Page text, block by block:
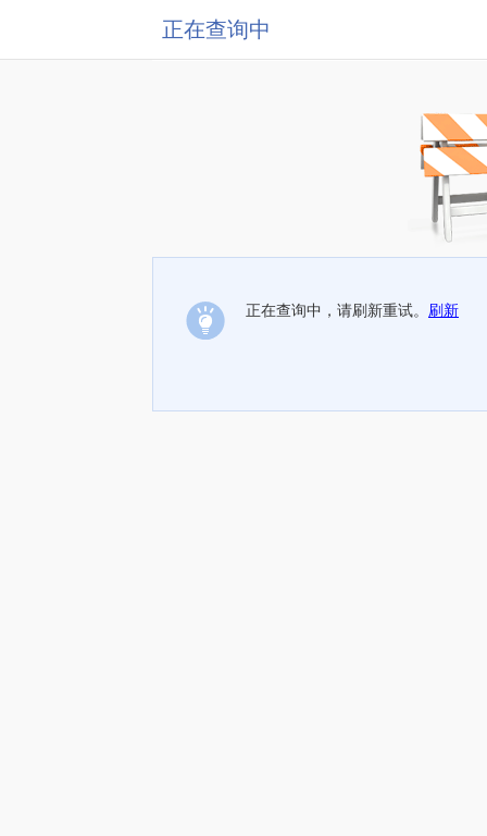
正在查询中
正在查询中，请刷新重试。 刷新